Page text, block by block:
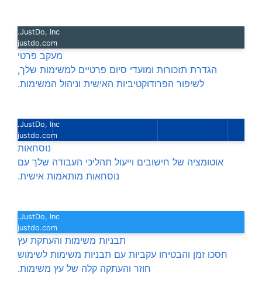
JustDo, Inc.
justdo.com
מעקב פרטי
הגדרת תזכורות ומועדי סיום פרטיים למשימות שלך,
לשיפור הפרודוקטיביות האישית וניהול המשימות.
JustDo, Inc.
justdo.com
נוסחאות
אוטומציה של חישובים וייעול תהליכי העבודה שלך עם
נוסחאות מותאמות אישית.
JustDo, Inc.
justdo.com
תבניות משימות והעתקת עץ
חסכו זמן והבטיחו עקביות עם תבניות משימות לשימוש
חוזר והעתקה קלה של עץ משימות.